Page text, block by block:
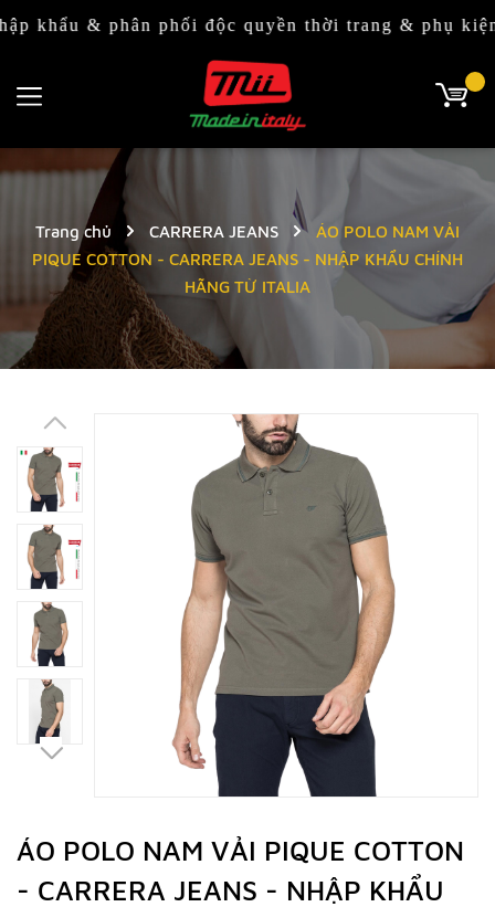
& phân phối độc quyền thời trang & phụ kiện Italy
Trang chủ CARRERA JEANS
ÁO POLO NAM VẢI
PIQUE COTTON - CARRERA JEANS - NHẬP KHẨU CHÍNH
HÃNG TỪ ITALIA
ÁO POLO NAM VẢI PIQUE COTTON
- CARRERA JEANS - NHẬP KHẨU